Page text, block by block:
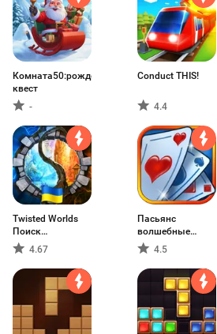
Комната50:рождественский
квест
-
Conduct THIS!
4.4
Twisted Worlds
Поиск
Предметов
4.67
Пасьянс
волшебные
карты
4.5